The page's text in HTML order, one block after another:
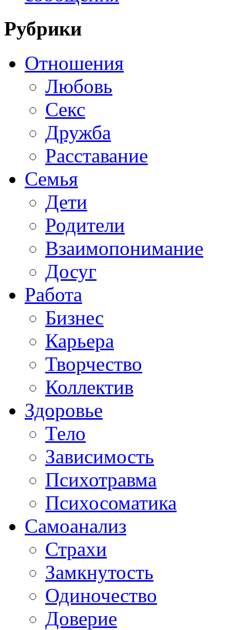
Рубрики
Отношения
Любовь
Секс
Дружба
Расставание
Семья
Дети
Родители
Взаимопонимание
Досуг
Работа
Бизнес
Карьера
Творчество
Коллектив
Здоровье
Тело
Зависимость
Психотравма
Психосоматика
Самоанализ
Страхи
Замкнутость
Одиночество
Доверие